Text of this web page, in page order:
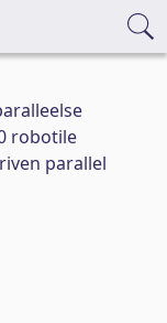
robotile
parallel